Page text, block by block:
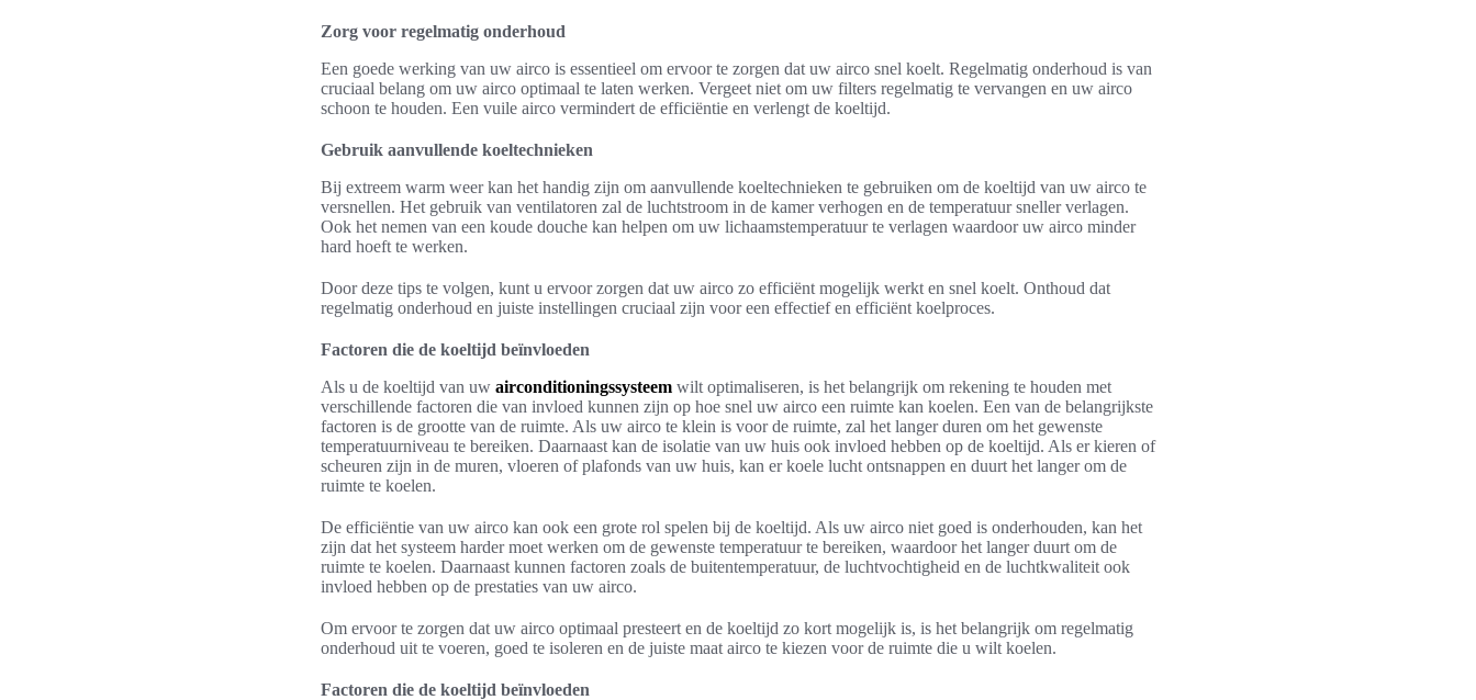
Zorg voor regelmatig onderhoud
Een goede werking van uw airco is essentieel om ervoor te zorgen dat uw airco snel koelt. Regelmatig onderhoud is van
cruciaal belang om uw airco optimaal te laten werken. Vergeet niet om uw filters regelmatig te vervangen en uw airco
schoon te houden. Een vuile airco vermindert de efficiëntie en verlengt de koeltijd.
Gebruik aanvullende koeltechnieken
Bij extreem warm weer kan het handig zijn om aanvullende koeltechnieken te gebruiken om de koeltijd van uw airco te
versnellen. Het gebruik van ventilatoren zal de luchtstroom in de kamer verhogen en de temperatuur sneller verlagen.
Ook het nemen van een koude douche kan helpen om uw lichaamstemperatuur te verlagen waardoor uw airco minder
hard hoeft te werken.
Door deze tips te volgen, kunt u ervoor zorgen dat uw airco zo efficiënt mogelijk werkt en snel koelt. Onthoud dat
regelmatig onderhoud en juiste instellingen cruciaal zijn voor een effectief en efficiënt koelproces.
Factoren die de koeltijd beïnvloeden
Als u de koeltijd van uw airconditioningssysteem wilt optimaliseren, is het belangrijk om rekening te houden met
verschillende factoren die van invloed kunnen zijn op hoe snel uw airco een ruimte kan koelen. Een van de belangrijkste
factoren is de grootte van de ruimte. Als uw airco te klein is voor de ruimte, zal het langer duren om het gewenste
temperatuurniveau te bereiken. Daarnaast kan de isolatie van uw huis ook invloed hebben op de koeltijd. Als er kieren of
scheuren zijn in de muren, vloeren of plafonds van uw huis, kan er koele lucht ontsnappen en duurt het langer om de
ruimte te koelen.
De efficiëntie van uw airco kan ook een grote rol spelen bij de koeltijd. Als uw airco niet goed is onderhouden, kan het
zijn dat het systeem harder moet werken om de gewenste temperatuur te bereiken, waardoor het langer duurt om de
ruimte te koelen. Daarnaast kunnen factoren zoals de buitentemperatuur, de luchtvochtigheid en de luchtkwaliteit ook
invloed hebben op de prestaties van uw airco.
Om ervoor te zorgen dat uw airco optimaal presteert en de koeltijd zo kort mogelijk is, is het belangrijk om regelmatig
onderhoud uit te voeren, goed te isoleren en de juiste maat airco te kiezen voor de ruimte die u wilt koelen.
Factoren die de koeltijd beïnvloeden